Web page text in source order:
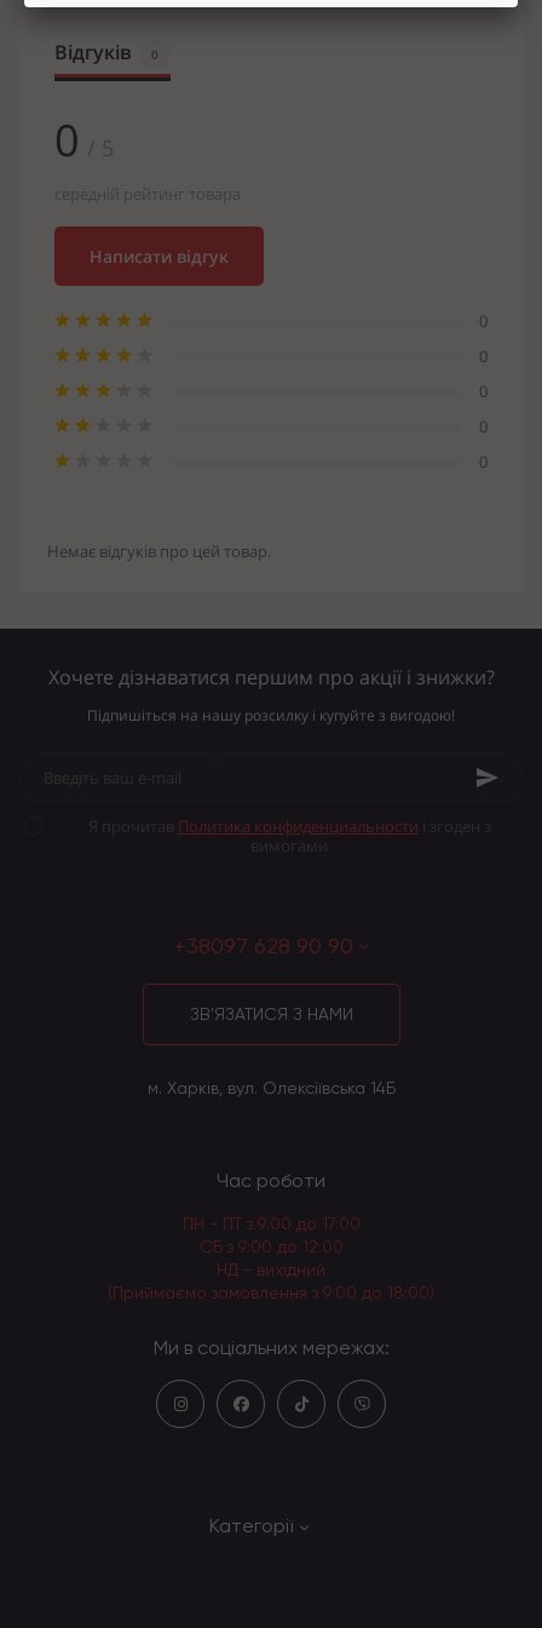
Відгуків 0
0 / 5
середній рейтинг товара
Написати відгук
0
0
0
0
0
Немає відгуків про цей товар.
Хочете дізнаватися першим про акції і знижки?
Підпишіться на нашу розсилку і купуйте з вигодою!
Я прочитав Политика конфиденциальности і згоден з
вимогами
+38097 628 90 90
ЗВ'ЯЗАТИСЯ З НАМИ
м. Харків, вул. Олексіївська 14Б
Категорії
Час роботи
ПН - ПТ з 9:00 до 17:00
СБ з 9:00 до 12:00
НД - вихідний
(Приймаємо замовлення з 9:00 до 18:00)
Ми в соціальних мережах: